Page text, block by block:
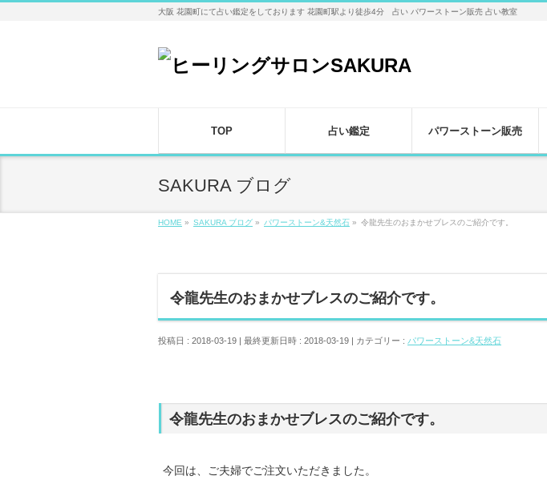
大阪 花園町にて占い鑑定をしております 花園町駅より徒歩4分 占い パワーストーン販売 占い教室
TOP 占い鑑定 パワーストーン販売
SAKURA ブログ
HOME » SAKURA ブログ » パワーストーン&天然石 » 令龍先生のおまかせブレスのご紹介です。
令龍先生のおまかせブレスのご紹介です。
投稿日 : 2018-03-19 最終更新日時 : 2018-03-19 カテゴリー : パワーストーン&天然石
令龍先生のおまかせブレスのご紹介です。
今回は、ご夫婦でご注文いただきました。